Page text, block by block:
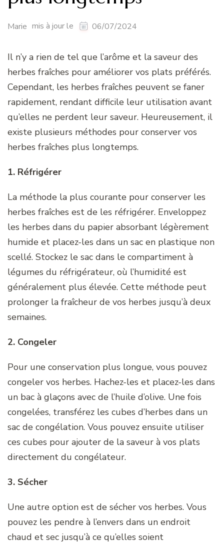
Marie mis à jour le 06/07/2024
Il n’y a rien de tel que l’arôme et la saveur des
herbes fraîches pour améliorer vos plats préférés.
Cependant, les herbes fraîches peuvent se faner
rapidement, rendant difficile leur utilisation avant
qu’elles ne perdent leur saveur. Heureusement, il
existe plusieurs méthodes pour conserver vos
herbes fraîches plus longtemps.
1. Réfrigérer
La méthode la plus courante pour conserver les
herbes fraîches est de les réfrigérer. Enveloppez
les herbes dans du papier absorbant légèrement
humide et placez-les dans un sac en plastique non
scellé. Stockez le sac dans le compartiment à
légumes du réfrigérateur, où l’humidité est
généralement plus élevée. Cette méthode peut
prolonger la fraîcheur de vos herbes jusqu’à deux
semaines.
2. Congeler
Pour une conservation plus longue, vous pouvez
congeler vos herbes. Hachez-les et placez-les dans
un bac à glaçons avec de l’huile d’olive. Une fois
congelées, transférez les cubes d’herbes dans un
sac de congélation. Vous pouvez ensuite utiliser
ces cubes pour ajouter de la saveur à vos plats
directement du congélateur.
3. Sécher
Une autre option est de sécher vos herbes. Vous
pouvez les pendre à l’envers dans un endroit
chaud et sec jusqu’à ce qu’elles soient